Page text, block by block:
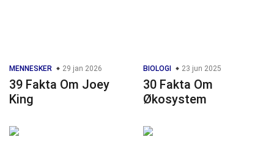
MENNESKER 29 jan 2026
39 Fakta Om Joey
King
BIOLOGI 23 jun 2025
30 Fakta Om
Økosystem